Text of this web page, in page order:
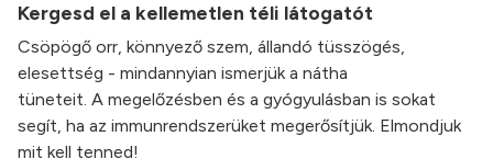
Kergesd el a kellemetlen téli látogatót
Csöpögő orr, könnyező szem, állandó tüsszögés,
elesettség - mindannyian ismerjük a nátha
tüneteit. A megelőzésben és a gyógyulásban is sokat
segít, ha az immunrendszerüket megerősítjük. Elmondjuk
mit kell tenned!